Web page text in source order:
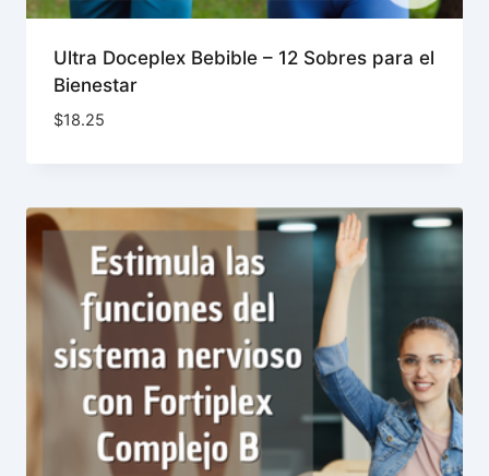
Ultra Doceplex Bebible – 12 Sobres para el
Bienestar
$18.25